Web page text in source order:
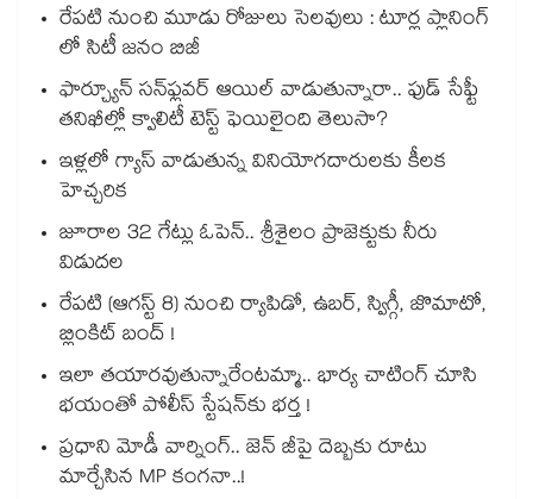
రేపటి నుంచి మూడు రోజులు సెలవులు : టూర్ల ప్లానింగ్
లో సిటీ జనం బిజీ
ఫార్చ్యూన్ సన్‌ఫ్లవర్ ఆయిల్ వాడుతున్నారా.. ఫుడ్ సేఫ్టీ
తనిఖీల్లో క్వాలిటీ టెస్ట్ ఫెయిలైంది తెలుసా?
ఇళ్లలో గ్యాస్ వాడుతున్న వినియోగదారులకు కీలక
హెచ్చరిక
జూరాల 32 గేట్లు ఓపెన్.. శ్రీశైలం ప్రాజెక్టుకు నీరు
విడుదల
రేపటి (ఆగస్ట్ 8) నుంచి ర్యాపిడో, ఉబర్, స్విగ్గీ, జొమాటో,
బ్లింకిట్ బంద్ !
ఇలా తయారవుతున్నారేంటమ్మా.. భార్య చాటింగ్ చూసి
భయంతో పోలీస్ స్టేషన్⁫కు భర్త !
ప్రధాని మోడీ వార్నింగ్.. జెన్ జీపై దెబ్బకు రూటు
మార్చేసిన MP కంగనా..!